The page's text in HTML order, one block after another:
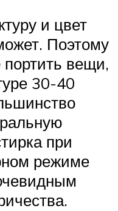
и цвет
Поэтому
вещи,
30-40
при
режиме